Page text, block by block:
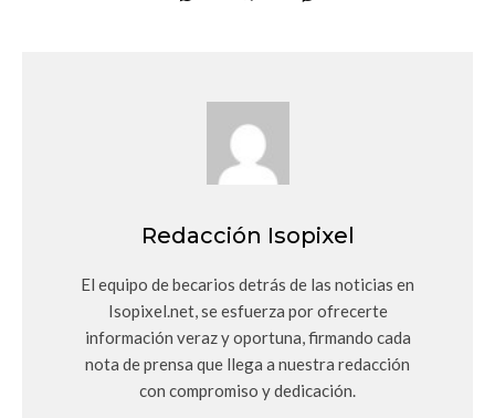
Redacción Isopixel
El equipo de becarios detrás de las noticias en
Isopixel.net, se esfuerza por ofrecerte
información veraz y oportuna, firmando cada
nota de prensa que llega a nuestra redacción
con compromiso y dedicación.